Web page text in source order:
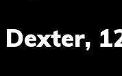
Dexter,